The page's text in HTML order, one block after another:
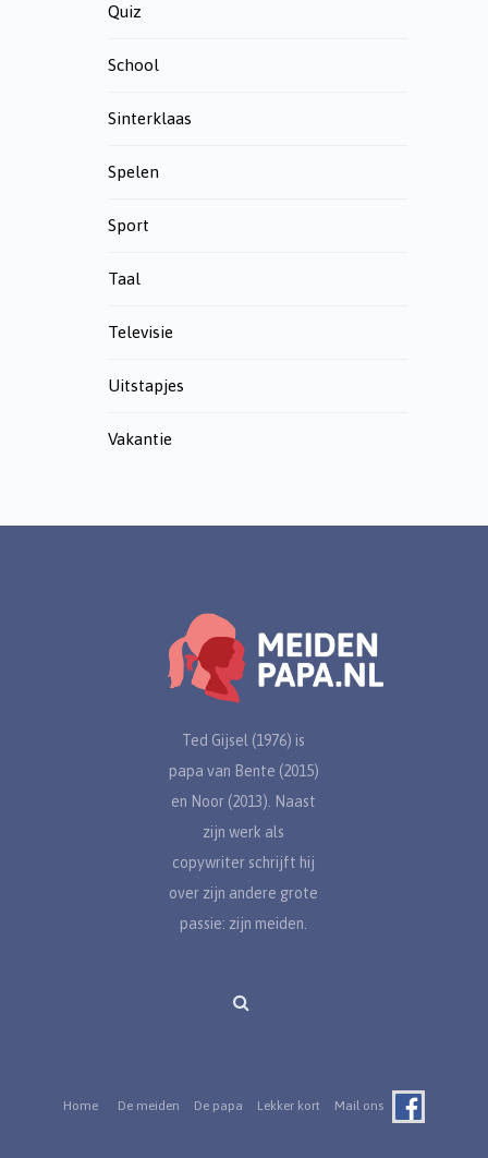
Quiz
School
Sinterklaas
Spelen
Sport
Taal
Televisie
Uitstapjes
Vakantie
Ted Gijsel (1976) is
papa van Bente (2015)
en Noor (2013). Naast
zijn werk als
copywriter schrijft hij
over zijn andere grote
passie: zijn meiden.
Home De meiden De papa Lekker kort Mail ons